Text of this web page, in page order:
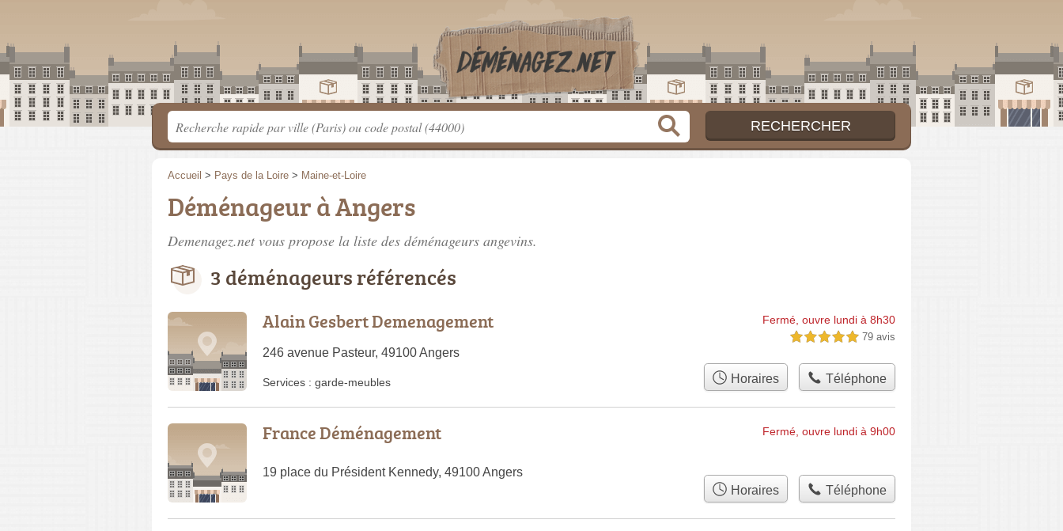
Accueil > Pays de la Loire > Maine-et-Loire
Déménageur à Angers
Demenagez.net vous propose la liste des déménageurs angevins.
3 déménageurs référencés
Alain Gesbert Demenagement
246 avenue Pasteur, 49100 Angers
Fermé, ouvre lundi à 8h30
5,0 étoiles sur 5 79 avis
Services : garde-meubles Horaires Téléphone
France Déménagement
19 place du Président Kennedy, 49100 Angers
Fermé, ouvre lundi à 9h00
Horaires Téléphone